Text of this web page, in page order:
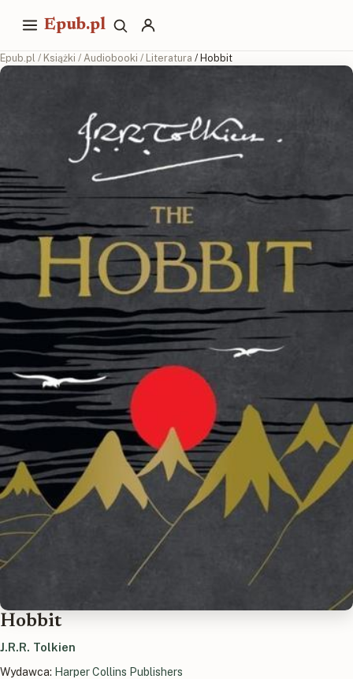
Epub.pl
Epub.pl / Książki / Audiobooki / Literatura / Hobbit
Hobbit
J.R.R. Tolkien
Wydawca: Harper Collins Publishers